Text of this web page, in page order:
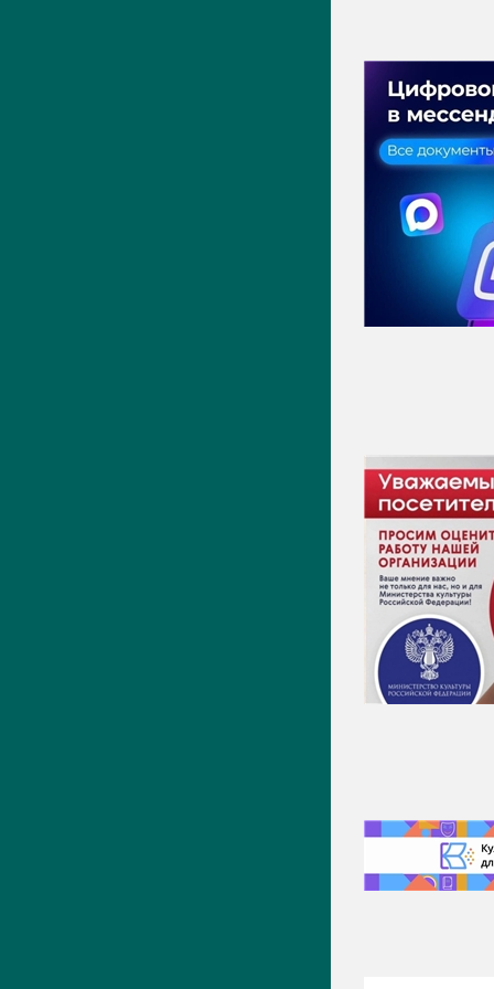
ПРЕСС-ЦЕНТР
Актуально
Новости
Фото